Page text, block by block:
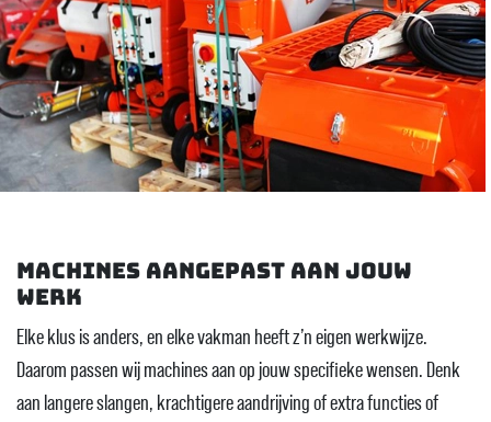
Machines aangepast aan jouw
werk
Elke klus is anders, en elke vakman heeft z’n eigen werkwijze.
Daarom passen wij machines aan op jouw specifieke wensen. Denk
aan langere slangen, krachtigere aandrijving of extra functies of